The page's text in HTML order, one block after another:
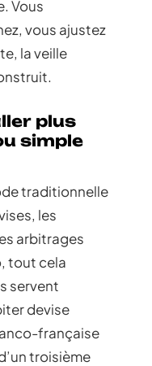
Vous
vous ajustez
la veille
plus
simple
traditionnelle
les
arbitrages
tout cela
servent
devise
française
troisième